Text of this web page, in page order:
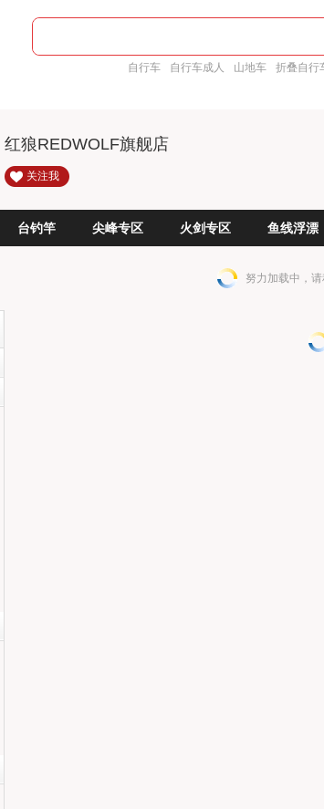
自行车 自行车成人 山地车 折叠自行
红狼REDWOLF旗舰店
关注我
台钓竿 尖峰专区 火剑专区 鱼线浮漂
努力加载中，请